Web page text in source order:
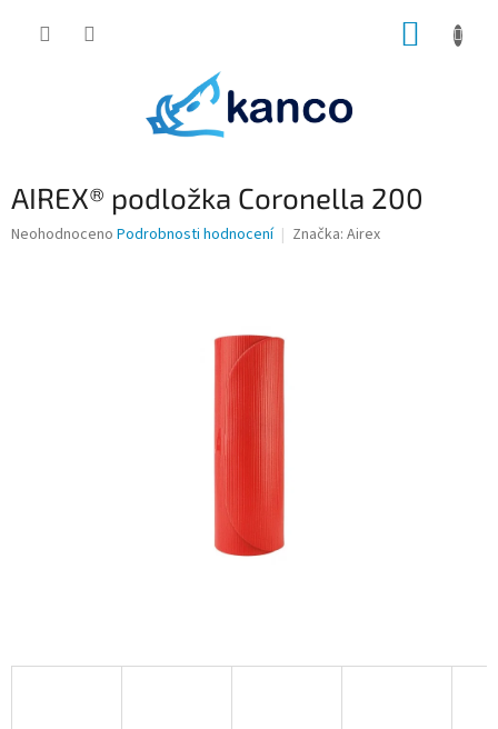
AIREX® podložka Coronella 200
Průměrné
Neohodnoceno Podrobnosti hodnocení Značka: Airex